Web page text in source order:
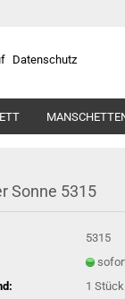
Datenschutz
Sonne 5315
5315
1 Stück